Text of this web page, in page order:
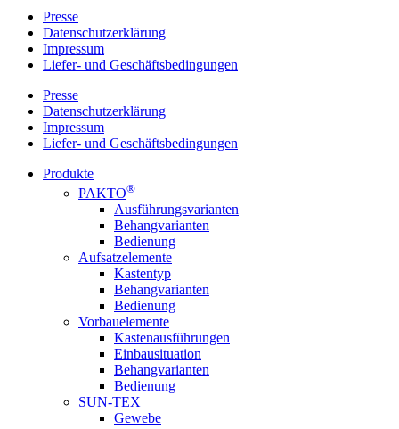
Presse
Datenschutzerklärung
Impressum
Liefer- und Geschäftsbedingungen
Presse
Datenschutzerklärung
Impressum
Liefer- und Geschäftsbedingungen
Produkte
PAKTO®
Ausführungsvarianten
Behangvarianten
Bedienung
Aufsatzelemente
Kastentyp
Behangvarianten
Bedienung
Vorbauelemente
Kastenausführungen
Einbausituation
Behangvarianten
Bedienung
SUN-TEX
Gewebe